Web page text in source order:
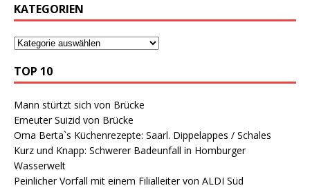
KATEGORIEN
TOP 10
Mann stürtzt sich von Brücke
Erneuter Suizid von Brücke
Oma Berta`s Küchenrezepte: Saarl. Dippelappes / Schales
Kurz und Knapp: Schwerer Badeunfall in Homburger
Wasserwelt
Peinlicher Vorfall mit einem Filialleiter von ALDI Süd